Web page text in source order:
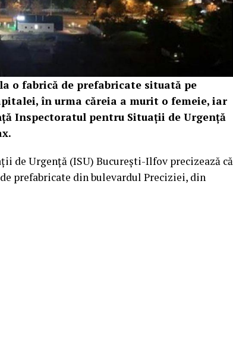
o fabrică de prefabricate situată pe
în urma căreia a murit o femeie, iar
Inspectoratul pentru Situaţii de Urgenţă
de Urgenţă (ISU) Bucureşti-Ilfov precizează că
prefabricate din bulevardul Preciziei, din